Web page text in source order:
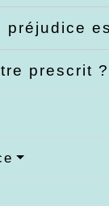
préjudice
prescrit ?